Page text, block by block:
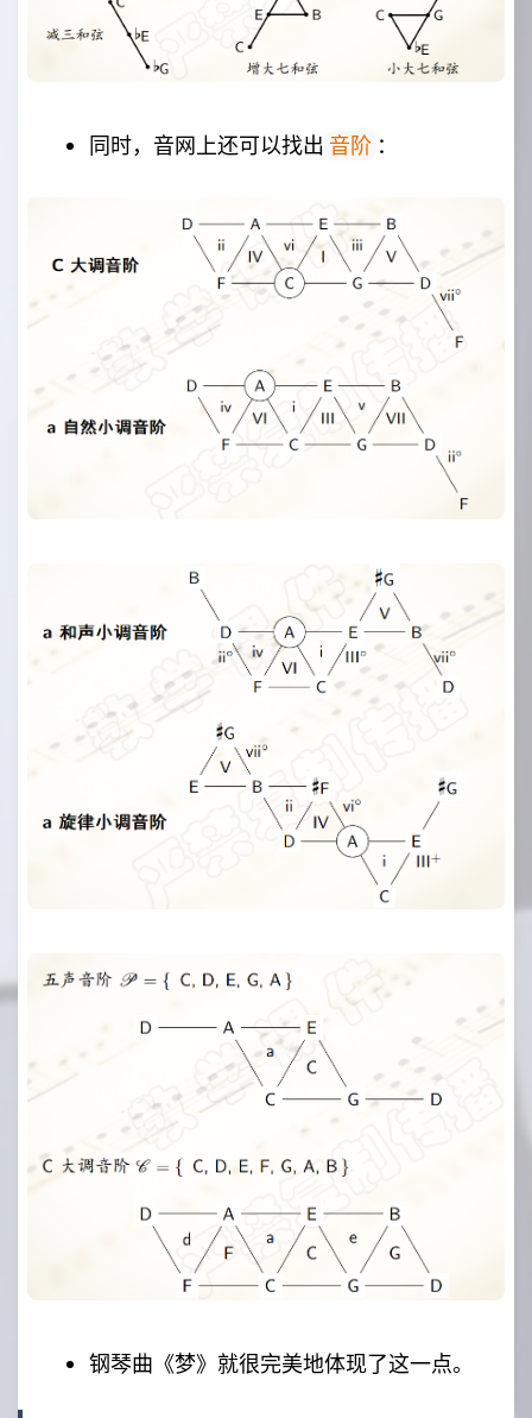
同时，音网上还可以找出 音阶 ：
钢琴曲《梦》就很完美地体现了这一点。